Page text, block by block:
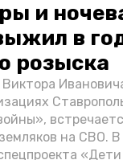
и
в
розыска
на СВО. В
Ставрополья
дорог